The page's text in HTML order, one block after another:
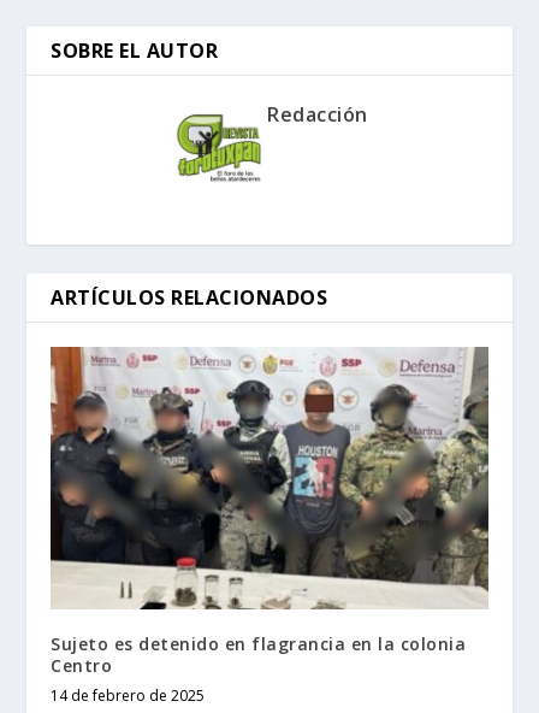
SOBRE EL AUTOR
Redacción
ARTÍCULOS RELACIONADOS
Sujeto es detenido en flagrancia en la colonia
Centro
14 de febrero de 2025